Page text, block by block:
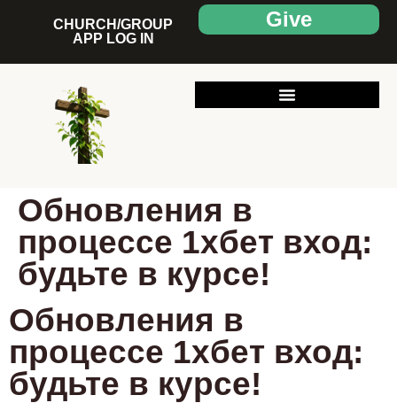
Give
CHURCH/GROUP
APP LOG IN
Обновления в
процессе 1хбет вход:
будьте в курсе!
Обновления в
процессе 1хбет вход:
будьте в курсе!